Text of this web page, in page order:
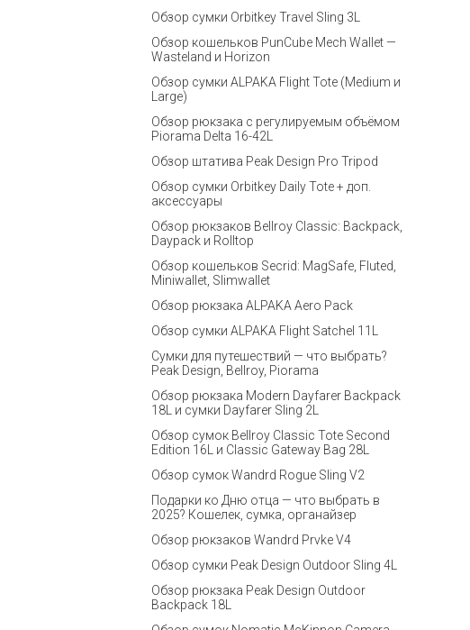
Обзор сумки Orbitkey Travel Sling 3L
Обзор кошельков PunCube Mech Wallet —
Wasteland и Horizon
Обзор сумки ALPAKA Flight Tote (Medium и
Large)
Обзор рюкзака с регулируемым объёмом
Piorama Delta 16-42L
Обзор штатива Peak Design Pro Tripod
Обзор сумки Orbitkey Daily Tote + доп.
аксессуары
Обзор рюкзаков Bellroy Classic: Backpack,
Daypack и Rolltop
Обзор кошельков Secrid: MagSafe, Fluted,
Miniwallet, Slimwallet
Обзор рюкзака ALPAKA Aero Pack
Обзор сумки ALPAKA Flight Satchel 11L
Сумки для путешествий — что выбрать?
Peak Design, Bellroy, Piorama
Обзор рюкзака Modern Dayfarer Backpack
18L и сумки Dayfarer Sling 2L
Обзор сумок Bellroy Classic Tote Second
Edition 16L и Classic Gateway Bag 28L
Обзор сумок Wandrd Rogue Sling V2
Подарки ко Дню отца — что выбрать в
2025? Кошелек, сумка, органайзер
Обзор рюкзаков Wandrd Prvke V4
Обзор сумки Peak Design Outdoor Sling 4L
Обзор рюкзака Peak Design Outdoor
Backpack 18L